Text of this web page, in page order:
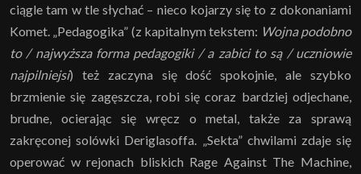
ciągle tam w tle słychać – nieco kojarzy się to z dokonaniami
Komet. „Pedagogika” (z kapitalnym tekstem: Wojna podobno
to / najwyższa forma pedagogiki / a zabici to są / uczniowie
najpilniejsi) też zaczyna się dość spokojnie, ale szybko
brzmienie się zagęszcza, robi się coraz bardziej odjechane,
brudne, ocierając się wręcz o metal, także za sprawą
zakręconej solówki Deriglasoffa. „Sekta” chwilami zdaje się
operować w rejonach bliskich Rage Against The Machine,